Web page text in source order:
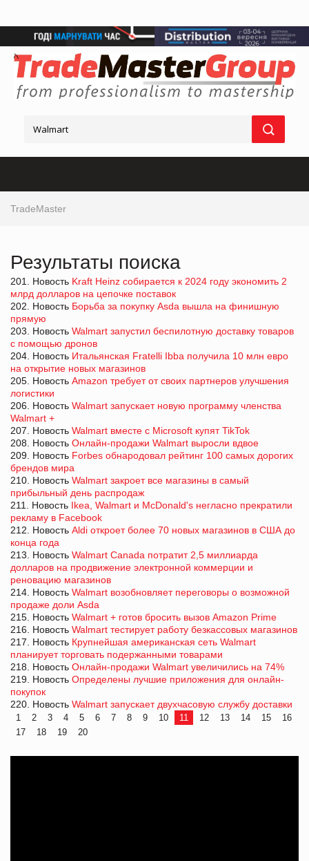
TradeMaster
Результаты поиска
201. Новость Kraft Heinz собирается к 2024 году экономить 2
млрд долларов на цепочке поставок
202. Новость Борьба за покупку Asda вышла на финишную
прямую
203. Новость Walmart запустил беспилотную доставку товаров
с помощью дронов
204. Новость Итальянская Fratelli Ibba получила 10 млн евро
на открытие новых магазинов
205. Новость Amazon требует от своих партнеров улучшения
логистики
206. Новость Walmart запускает новую программу членства
Walmart +
207. Новость Walmart вместе с Microsoft купят TikTok
208. Новость Онлайн-продажи Walmart выросли вдвое
209. Новость Forbes обнародовал рейтинг 100 самых дорогих
брендов мира
210. Новость Walmart закроет все магазины в самый
прибыльный день распродаж
211. Новость Ikea, Walmart и McDonald's негласно прекратили
рекламу в Facebook
212. Новость Aldi откроет более 70 новых магазинов в США до
конца года
213. Новость Walmart Canada потратит 2,5 миллиарда
долларов на продвижение электронной коммерции и
реновацию магазинов
214. Новость Walmart возобновляет переговоры о возможной
продаже доли Asda
215. Новость Walmart + готов бросить вызов Amazon Prime
216. Новость Walmart тестирует работу безкассовых магазинов
217. Новость Крупнейшая американская сеть Walmart
планирует торговать подержанными товарами
218. Новость Онлайн-продажи Walmart увеличились на 74%
219. Новость Определены лучшие приложения для онлайн-
покупок
220. Новость Walmart запускает двухчасовую службу доставки
1 2 3 4 5 6 7 8 9 10 11 12 13 14 15
16
17
18 19 20